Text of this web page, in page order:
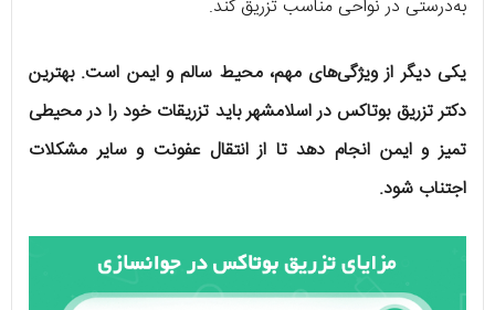
به‌درستی در نواحی مناسب تزریق کند.
یکی دیگر از ویژگی‌های مهم، محیط سالم و ایمن است. بهترین
دکتر تزریق بوتاکس در اسلامشهر باید تزریقات خود را در محیطی
تمیز و ایمن انجام دهد تا از انتقال عفونت و سایر مشکلات
اجتناب شود.